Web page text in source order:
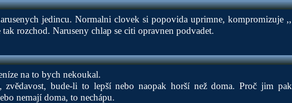
jedincu. Normalni clovek si popovida uprimne, kompromizuje ,,
rozchod. Naruseny chlap se citi opravnen podvadet.
na to bych nekoukal.
zvědavost, bude-li to lepší nebo naopak horší než doma. Proč jim pak
nemají doma, to nechápu.